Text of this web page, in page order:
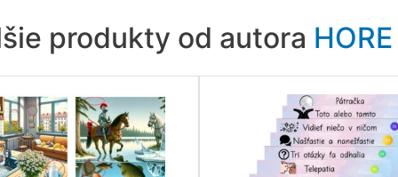
produkty od autora